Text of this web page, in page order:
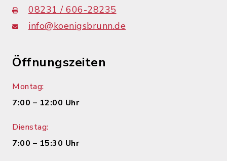
08231 / 606-28235
info@koenigsbrunn.de
Öffnungszeiten
Montag:
7:00 – 12:00 Uhr
Dienstag:
7:00 – 15:30 Uhr